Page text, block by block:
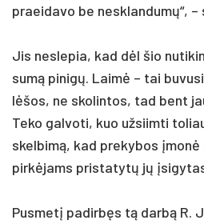
praei­da­vo be ne­sklan­dumų“,
Jis ne­sle­pia, kad dėl šio
sumą pi­nigų. Laimė – tai
lėšos, ne sko­lin­tos, tad bent
Te­ko gal­vo­ti, kuo už­siim­ti
skel­bimą, kad pre­ky­bos
pirkė­jams pri­sta­tytų jų
Pus­metį pa­dirbęs tą darbą R.